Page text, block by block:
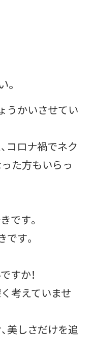
うかいさせてい
コロナ禍でネク
た方もいらっ
です。
す。
すか！
考えていませ
美しさだけを追